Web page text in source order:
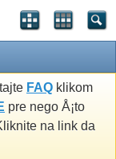
FAQ klikom
pre nego Å¡to
na link da